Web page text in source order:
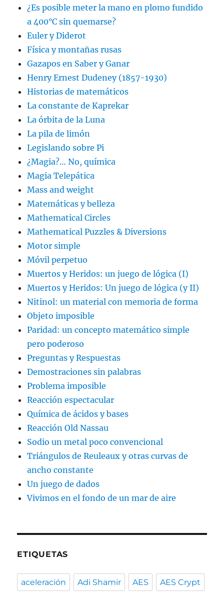
¿Es posible meter la mano en plomo fundido
a 400°C sin quemarse?
Euler y Diderot
Física y montañas rusas
Gazapos en Saber y Ganar
Henry Ernest Dudeney (1857-1930)
Historias de matemáticos
La constante de Kaprekar
La órbita de la Luna
La pila de limón
Legislando sobre Pi
¿Magia?… No, química
Magia Telepática
Mass and weight
Matemáticas y belleza
Mathematical Circles
Mathematical Puzzles & Diversions
Motor simple
Móvil perpetuo
Muertos y Heridos: un juego de lógica (I)
Muertos y Heridos: Un juego de lógica (y II)
Nitinol: un material con memoria de forma
Objeto imposible
Paridad: un concepto matemático simple
pero poderoso
Preguntas y Respuestas
Demostraciones sin palabras
Problema imposible
Reacción espectacular
Química de ácidos y bases
Reacción Old Nassau
Sodio un metal poco convencional
Triángulos de Reuleaux y otras curvas de
ancho constante
Un juego de dados
Vivimos en el fondo de un mar de aire
ETIQUETAS
aceleración Adi Shamir AES AES Crypt